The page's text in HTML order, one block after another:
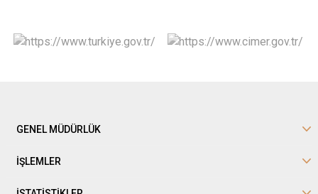
GENEL MÜDÜRLÜK
İŞLEMLER